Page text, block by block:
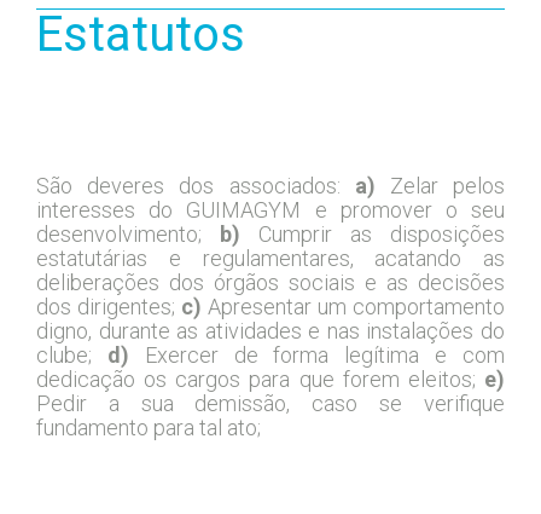
Estatutos
São deveres dos associados: a) Zelar pelos
interesses do GUIMAGYM e promover o seu
desenvolvimento;
b) Cumprir as disposições
estatutárias e regulamentares, acatando as
deliberações dos órgãos sociais e as decisões
dos dirigentes; c) Apresentar um comportamento
digno, durante as atividades e nas instalações do
clube; d) Exercer de forma legítima e com
dedicação os cargos para que forem eleitos; e)
Pedir a sua demissão, caso se verifique
fundamento para tal ato;